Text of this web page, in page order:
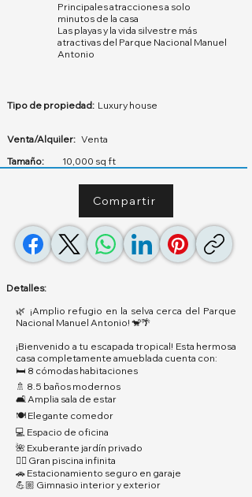
Principales atracciones a solo
minutos de la casa
Las playas y la vida silvestre más
atractivas del Parque Nacional Manuel
Antonio
Tipo de propiedad: Luxury house
Venta/Alquiler: Venta
Tamaño:
10,000 sq ft
Compartir
Detalles:
🌿 ¡Amplio refugio en la selva cerca del Parque
Nacional Manuel Antonio! 🐒🌴
¡Bienvenido a tu escapada tropical! Esta hermosa
casa completamente amueblada cuenta con:
🛏️ 8 cómodas habitaciones
🚿 8.5 baños modernos
🛋️ Amplia sala de estar
🍽️ Elegante comedor
💻 Espacio de oficina
🌺 Exuberante jardín privado
🏊‍♂️ Gran piscina infinita
🚗 Estacionamiento seguro en garaje
💪🏼 Gimnasio interior y exterior